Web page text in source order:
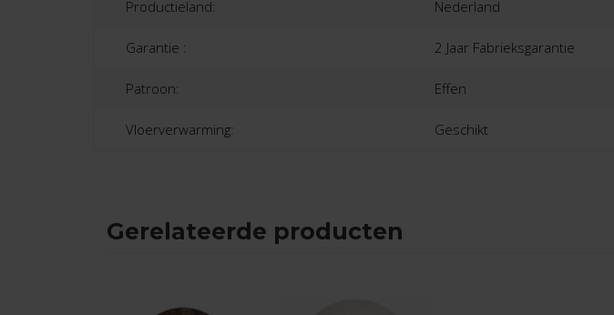
Productieland: Nederland
Garantie : 2 Jaar Fabrieksgarantie
Patroon: Effen
Vloerverwarming: Geschikt
Gerelateerde producten